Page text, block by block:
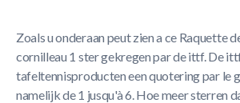
Zoals u onderaan peut zien a ce Raquette
cornilleau 1 ster gekregen par de ittf. De
tafeltennisproducten een quotering par le
namelijk de 1 jusqu'à 6. Hoe meer sterren